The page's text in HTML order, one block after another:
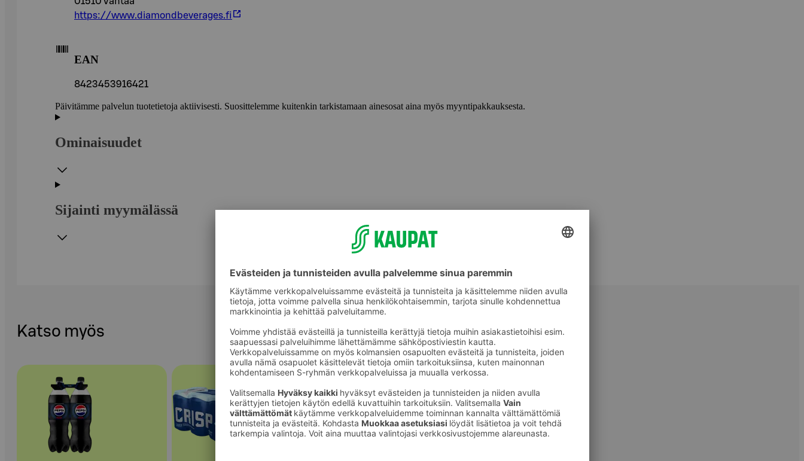
https://www.diamondbeverages.fi
EAN
8423453916421
Päivitämme palvelun tuotetietoja aktiivisesti. Suosittelemme kuitenkin tarkistamaan ainesosat aina myös myyntipakkauksesta.
Ominaisuudet
Sijainti myymälässä
Katso myös